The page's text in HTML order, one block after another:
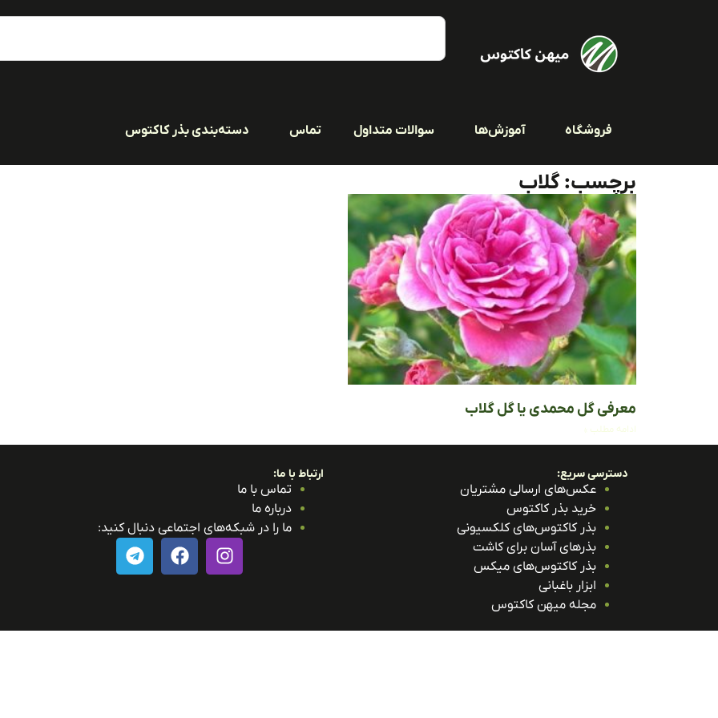
فروشگاه آموزش‌ها سوالات متداول تماس دسته‌بندی بذر کاکتوس
برچسب: گلاب
معرفی گل محمدی یا گل گلاب
ادامه مطلب »
دسترسی سریع:
عکس‌های ارسالی مشتریان
خرید بذر کاکتوس
بذر کاکتوس‌های کلکسیونی
بذرهای آسان برای کاشت
بذر کاکتوس‌های میکس
ابزار باغبانی
مجله میهن کاکتوس
ارتباط با ما:
تماس با ما
درباره ما
ما را در شبکه‌های اجتماعی دنبال کنید: